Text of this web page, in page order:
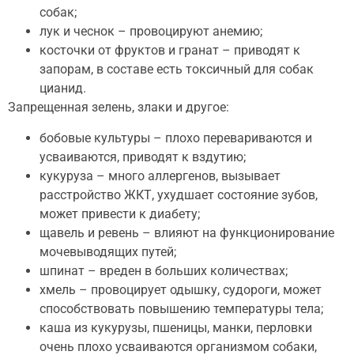
собак;
лук и чеснок – провоцируют анемию;
косточки от фруктов и гранат – приводят к
запорам, в составе есть токсичный для собак
цианид.
Запрещенная зелень, злаки и другое:
бобовые культуры – плохо перевариваются и
усваиваются, приводят к вздутию;
кукуруза – много аллергенов, вызывает
расстройство ЖКТ, ухудшает состояние зубов,
может привести к диабету;
щавель и ревень – влияют на функционирование
мочевыводящих путей;
шпинат – вреден в больших количествах;
хмель – провоцирует одышку, судороги, может
способствовать повышению температуры тела;
каша из кукурузы, пшеницы, манки, перловки
очень плохо усваиваются организмом собаки,